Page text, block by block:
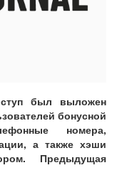
был выложен
бонусной
номера,
а также хэши
Предыдущая